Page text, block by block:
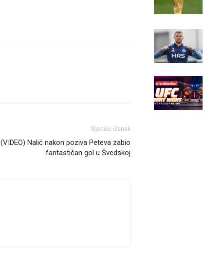
Sljedeći članak
(VIDEO) Nalić nakon poziva Peteva zabio
fantastičan gol u Švedskoj